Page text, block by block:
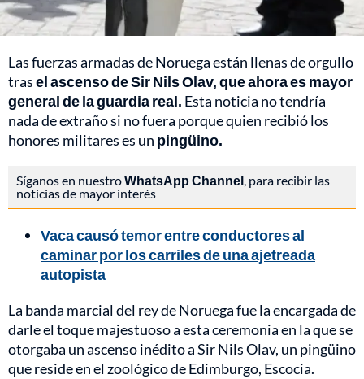
Las fuerzas armadas de Noruega están llenas de orgullo
trasel ascenso de Sir Nils Olav, que ahora es mayor
general de la guardia real. Esta noticia no tendría
nada de extraño si no fuera porque quien recibió los
honores militares es un pingüino.
Síganos en nuestroWhatsApp Channel, para recibir las
noticias de mayor interés
Vaca causó temor entre conductores al
caminar por los carriles de una ajetreada
autopista
La banda marcial del rey de Noruega fue la encargada de
darle el toque majestuoso a esta ceremonia en la que se
otorgaba un ascenso inédito a Sir Nils Olav, un pingüino
que reside en el zoológico de Edimburgo, Escocia.